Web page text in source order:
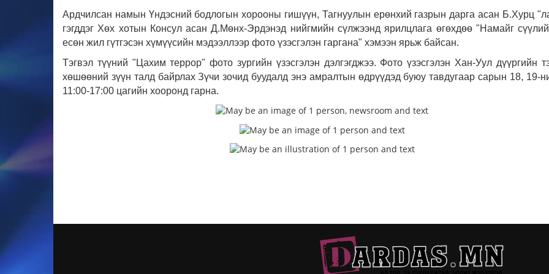
Ардчилсан намын Үндэсний бодлогын хорооны гишүүн, Тагнуулын ерөнхий газрын дарга асан Б.Хурц
гэгддэг Хөх хотын Консул асан Д.Мөнх-Эрдэнэд нийгмийн сүлжээнд ярилцлага өгөхдөө "Намайг
есөн жил гүтгэсэн хүмүүсийн мэдээллээр фото үзэсгэлэн гаргана" хэмээн ярьж байсан.
Тэгвэл түүний "Цахим террор" фото зургийн үзэсгэлэн дэлгэгджээ. Фото үзэсгэлэн Хан-Уул дүүргийн
хөшөөний зүүн талд байрлах Зүчи зочид буудалд энэ амралтын өдрүүдэд буюу тавдугаар сарын 18, 19-
11:00-17:00 цагийн хооронд гарна.